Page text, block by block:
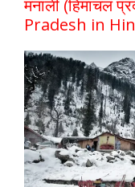
मनाली (हिमाचल
Pradesh in